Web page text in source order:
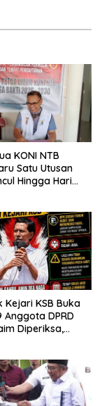
KONI NTB
Satu Utusan
Hingga Hari
Kejari KSB Buka
Anggota DPRD
Diperiksa,